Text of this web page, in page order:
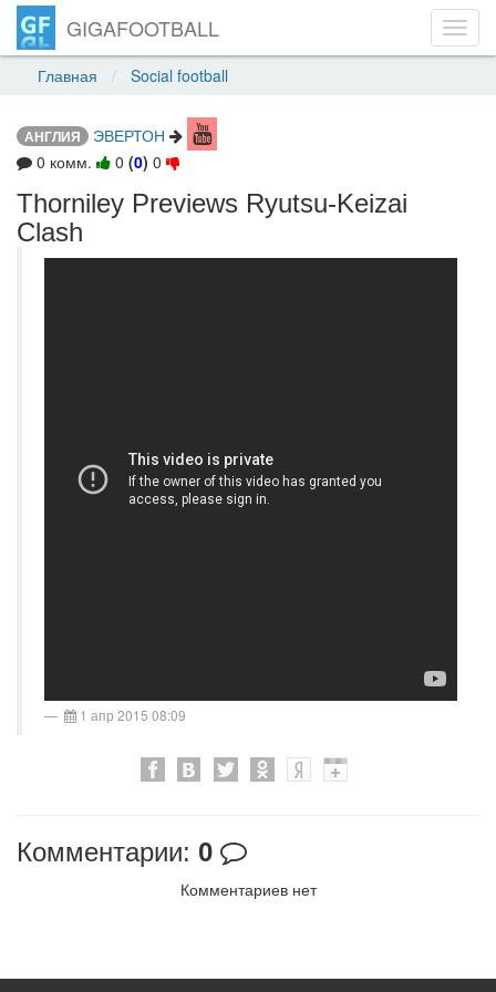
GIGAFOOTBALL
Главная Social football
АНГЛИЯ
ЭВЕРТОН
0 комм.
0 (0) 0
Thorniley Previews Ryutsu-Keizai
Clash
1 апр 2015 08:09
Комментарии: 0
Комментариев нет